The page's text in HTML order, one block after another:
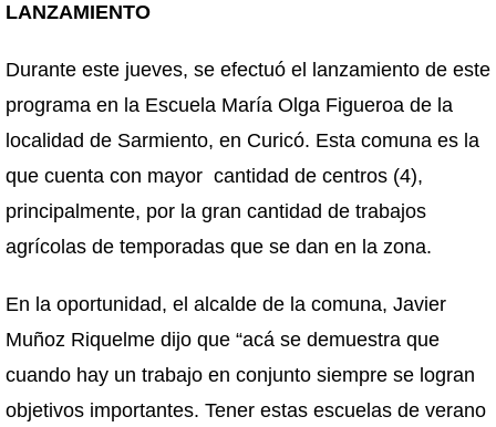
LANZAMIENTO
Durante este jueves, se efectuó el lanzamiento de este
programa en la Escuela María Olga Figueroa de la
localidad de Sarmiento, en Curicó. Esta comuna es la
que cuenta con mayor cantidad de centros (4),
principalmente, por la gran cantidad de trabajos
agrícolas de temporadas que se dan en la zona.
En la oportunidad, el alcalde de la comuna, Javier
Muñoz Riquelme dijo que “acá se demuestra que
cuando hay un trabajo en conjunto siempre se logran
objetivos importantes. Tener estas escuelas de verano